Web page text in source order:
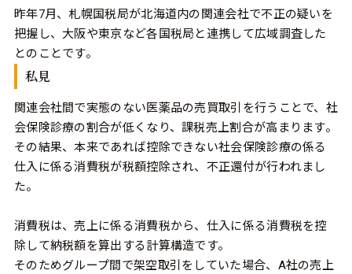
昨年7月、札幌国税局が北海道内の関連会社で不正の疑いを
把握し、大阪や東京など各国税局と連携して広域調査した
とのことです。
私見
関連会社間で実態のない医薬品の売買取引を行うことで、社
会保険診療の割合が低くなり、課税売上割合が高まります。
その結果、本来であれば控除できない社会保険診療の係る
仕入に係る消費税が税額控除され、不正還付が行われまし
た。
消費税は、売上に係る消費税から、仕入に係る消費税を控
除して納税額を算出する計算構造です。
そのためグループ間で架空取引をしていた場合、A社の売上